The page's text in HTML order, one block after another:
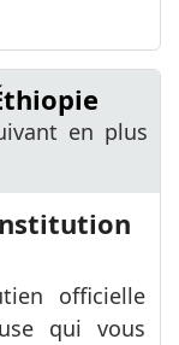
en plus
officielle
qui vous